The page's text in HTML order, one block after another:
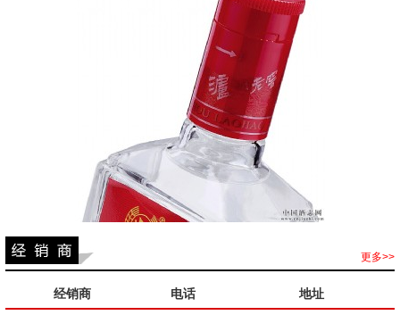
更多>>
经销商 电话 地址